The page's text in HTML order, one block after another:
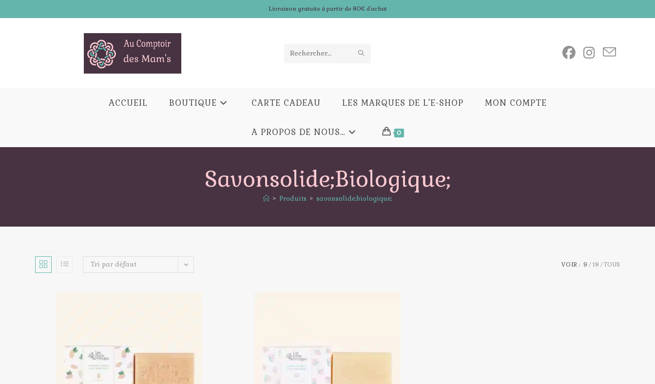
to
Livraison gratuite à partir de 80€ d'achat
Rechercher
ACCUEIL BOUTIQUE CARTE CADEAU LES MARQUES DE L’E-SHOP MON COMPTE
A PROPOS DE NOUS… 0
Savonsolide;biologique;
> Produits > savonsolide;biologique;
Tri par défaut VOIR : 9 18 TOUS